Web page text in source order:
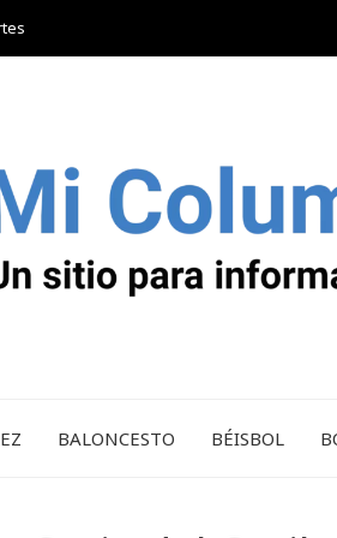
BALONCESTO BÉISBOL